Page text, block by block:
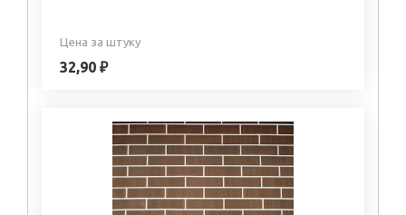
Цена за штуку
32,90 ₽